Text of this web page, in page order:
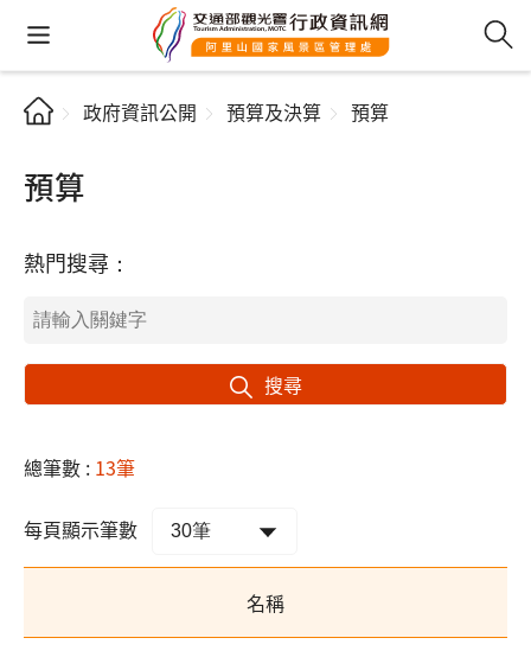
政府資訊公開 預算及決算 預算
預算
熱門搜尋：
搜尋
總筆數 : 13筆
每頁顯示筆數
名稱